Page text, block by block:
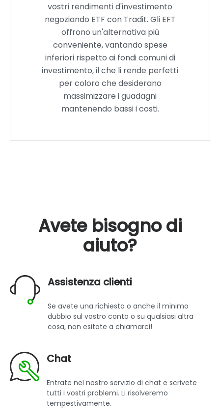
vostri rendimenti d'investimento
negoziando ETF con Tradit. Gli EFT
offrono un'alternativa più
conveniente, vantando spese
inferiori rispetto ai fondi comuni di
investimento, il che li rende perfetti
per coloro che desiderano
massimizzare i guadagni
mantenendo bassi i costi.
Avete bisogno di
aiuto?
Assistenza clienti
Se avete una richiesta o anche il minimo
dubbio sul vostro conto o su qualsiasi altra
cosa, non esitate a chiamarci!
Chat
Entrate nel nostro servizio di chat e scrivete
tutti i vostri problemi. Li risolveremo
tempestivamente.